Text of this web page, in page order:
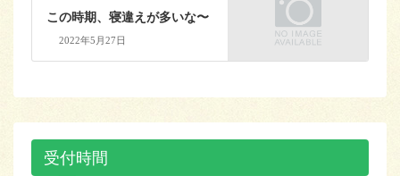
この時期、寝違えが多いな〜
2022年5月27日
受付時間